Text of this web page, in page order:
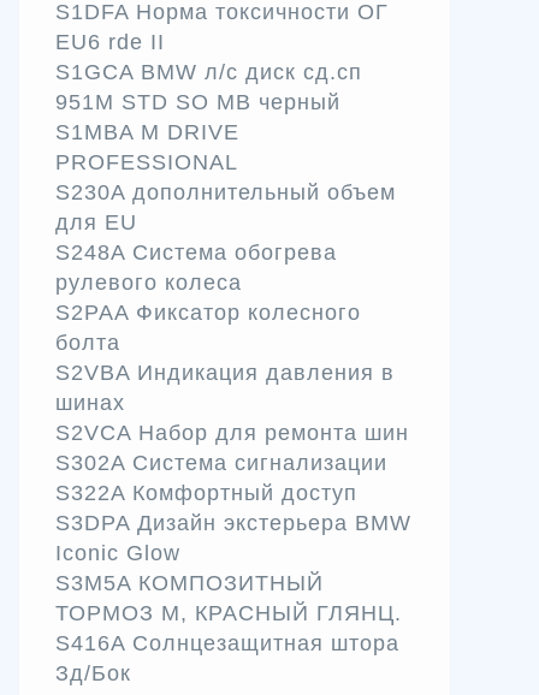
S1DFA Норма токсичности ОГ
EU6 rde II
S1GCA BMW л/с диск сд.сп
951M STD SO MB черный
S1MBA M DRIVE
PROFESSIONAL
S230A дополнительный объем
для EU
S248A Система обогрева
рулевого колеса
S2PAA Фиксатор колесного
болта
S2VBA Индикация давления в
шинах
S2VCA Набор для ремонта шин
S302A Система сигнализации
S322A Комфортный доступ
S3DPA Дизайн экстерьера BMW
Iconic Glow
S3M5A КОМПОЗИТНЫЙ
ТОРМОЗ M, КРАСНЫЙ ГЛЯНЦ.
S416A Солнцезащитная штора
Зд/Бок